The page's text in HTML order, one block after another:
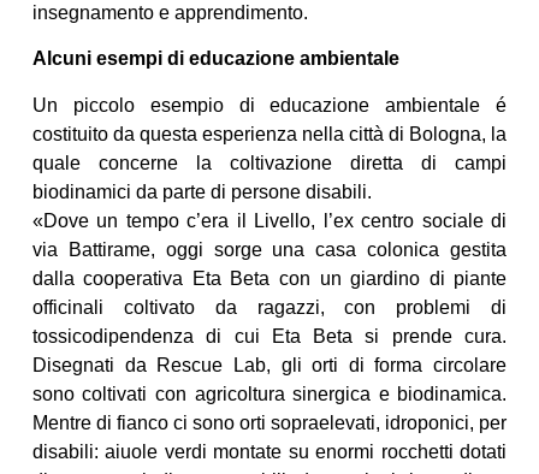
insegnamento e apprendimento.
Alcuni esempi di educazione ambientale
Un piccolo esempio di educazione ambientale é
costituito da questa esperienza nella città di Bologna, la
quale concerne la coltivazione diretta di campi
biodinamici da parte di persone disabili.
«Dove un tempo c’era il Livello, l’ex centro sociale di
via Battirame, oggi sorge una casa colonica gestita
dalla cooperativa Eta Beta con un giardino di piante
officinali coltivato da ragazzi, con problemi di
tossicodipendenza di cui Eta Beta si prende cura.
Disegnati da Rescue Lab, gli orti di forma circolare
sono coltivati con agricoltura sinergica e biodinamica.
Mentre di fianco ci sono orti sopraelevati, idroponici, per
disabili: aiuole verdi montate su enormi rocchetti dotati